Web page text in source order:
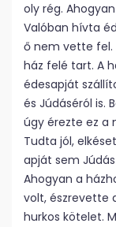
oly rég.
Valóban hívta
ő nem vette fel.
ház felé tart. A
édesapját
és Júdáséról is.
úgy érezte ez
Tudta jól,
apját sem
Ahogyan a
volt, észrevette
hurkos kötelet.